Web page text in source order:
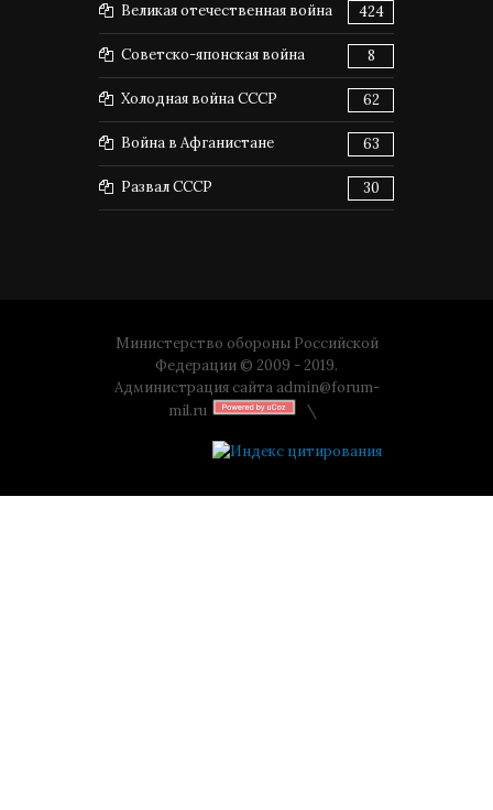
Великая отечественная война 424
Советско-японская война 8
Холодная война СССР 62
Война в Афганистане 63
Развал СССР 30
Министерство обороны Российской
Федерации © 2009 - 2019.
Администрация сайта admin@forum-
mil.ru